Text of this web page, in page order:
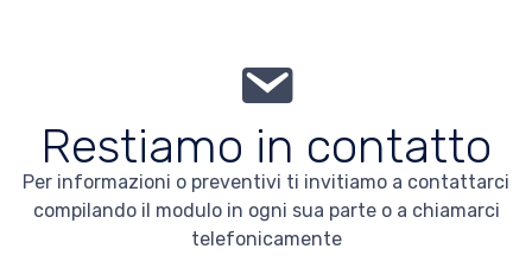
Restiamo in contatto
Per informazioni o preventivi ti invitiamo a contattarci
compilando il modulo in ogni sua parte o a chiamarci
telefonicamente